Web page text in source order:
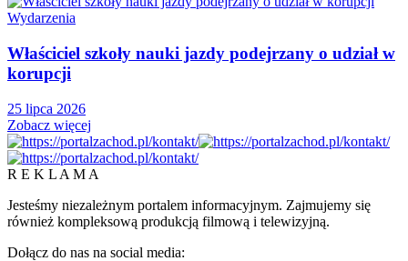
Wydarzenia
Właściciel szkoły nauki jazdy podejrzany o udział w
korupcji
25 lipca 2026
Zobacz więcej
R E K L A M A
Jesteśmy niezależnym portalem informacyjnym. Zajmujemy się
również kompleksową produkcją filmową i telewizyjną.
Dołącz do nas na social media: